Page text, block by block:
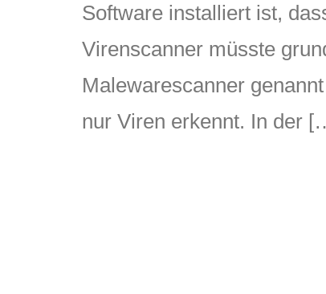
Software installiert ist,
Virenscanner müsste
Malewarescanner
nur Viren erkennt. In der